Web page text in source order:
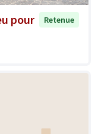
pour
Retenue